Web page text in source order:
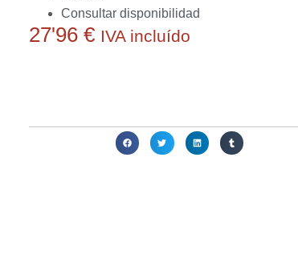
Consultar disponibilidad
27'96 € IVA incluído